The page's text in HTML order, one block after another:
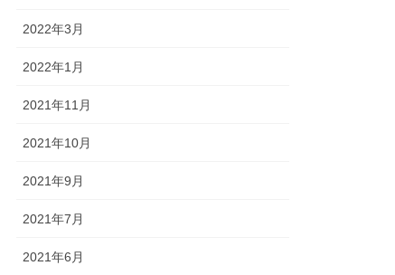
2022年3月
2022年1月
2021年11月
2021年10月
2021年9月
2021年7月
2021年6月